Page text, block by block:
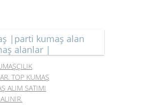
|parti kumaş alan
alanlar |
TOP KUMAŞ
ALIM SATIMI